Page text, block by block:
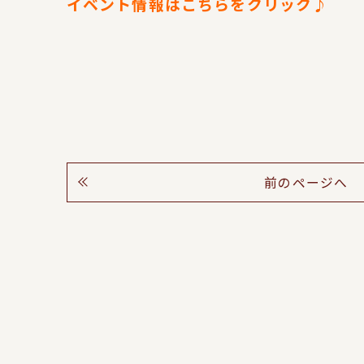
前のページへ